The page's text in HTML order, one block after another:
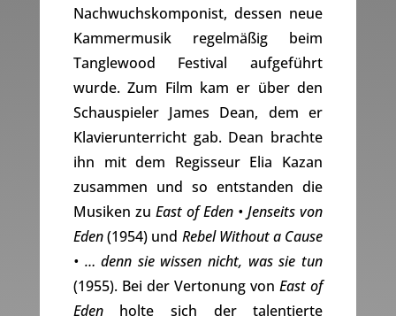
Nachwuchskomponist, dessen neue
Kammermusik regelmäßig beim
Tanglewood Festival aufgeführt
wurde. Zum Film kam er über den
Schauspieler James Dean, dem er
Klavierunterricht gab. Dean brachte
ihn mit dem Regisseur Elia Kazan
zusammen und so entstanden die
Musiken zu East of Eden • Jenseits von
Eden(1954) und Rebel Without a Cause
• … denn sie wissen nicht, was sie tun
(1955). Bei der Vertonung vonEast of
Edenholte sich der talentierte